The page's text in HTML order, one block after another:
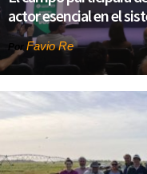
actor esencial en el
Por Favio Re